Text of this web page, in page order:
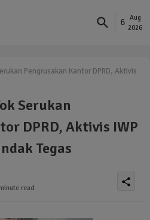
6
Aug
2026
Pengrusakan Kantor DPRD, Aktivis
Serukan
DPRD, Aktivis IWP
Tegas
read
share